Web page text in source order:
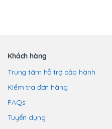
chọn
thể
được
chọn
trang
Khách hàng
Trung tâm hỗ trợ bảo hành
Kiểm tra đơn hàng
FAQs
Tuyển dụng